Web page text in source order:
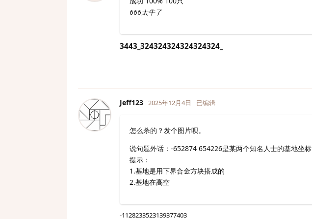
666太牛了
3443_324324324324324324_
Jeff123 2025年12月4日 已编辑
怎么杀的？发个图片呗。
说句题外话：-652874 654226是某两个知名人士的基地坐标
提示：
1.基地是用下界合金方块搭成的
2.基地在高空
-1128233523139377403